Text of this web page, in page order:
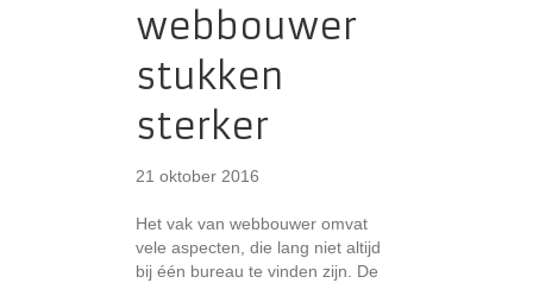
webbouwer
stukken
sterker
21 oktober 2016
Het vak van webbouwer omvat
vele aspecten, die lang niet altijd
bij één bureau te vinden zijn. De